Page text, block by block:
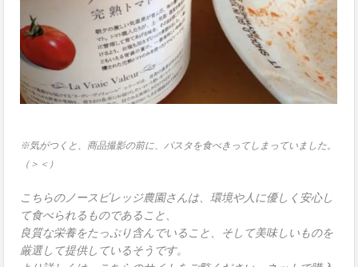
※気がつくと、商品撮影の前に、パスタを食べきってしまっていました。
（＞＜）
こちらのノースビレッジ農園さんは、環境や人に優しく安心し
て食べられるものであること、
良質な栄養をたっぷり含んでいること、そして美味しいものを
厳選して提供しているそうです。